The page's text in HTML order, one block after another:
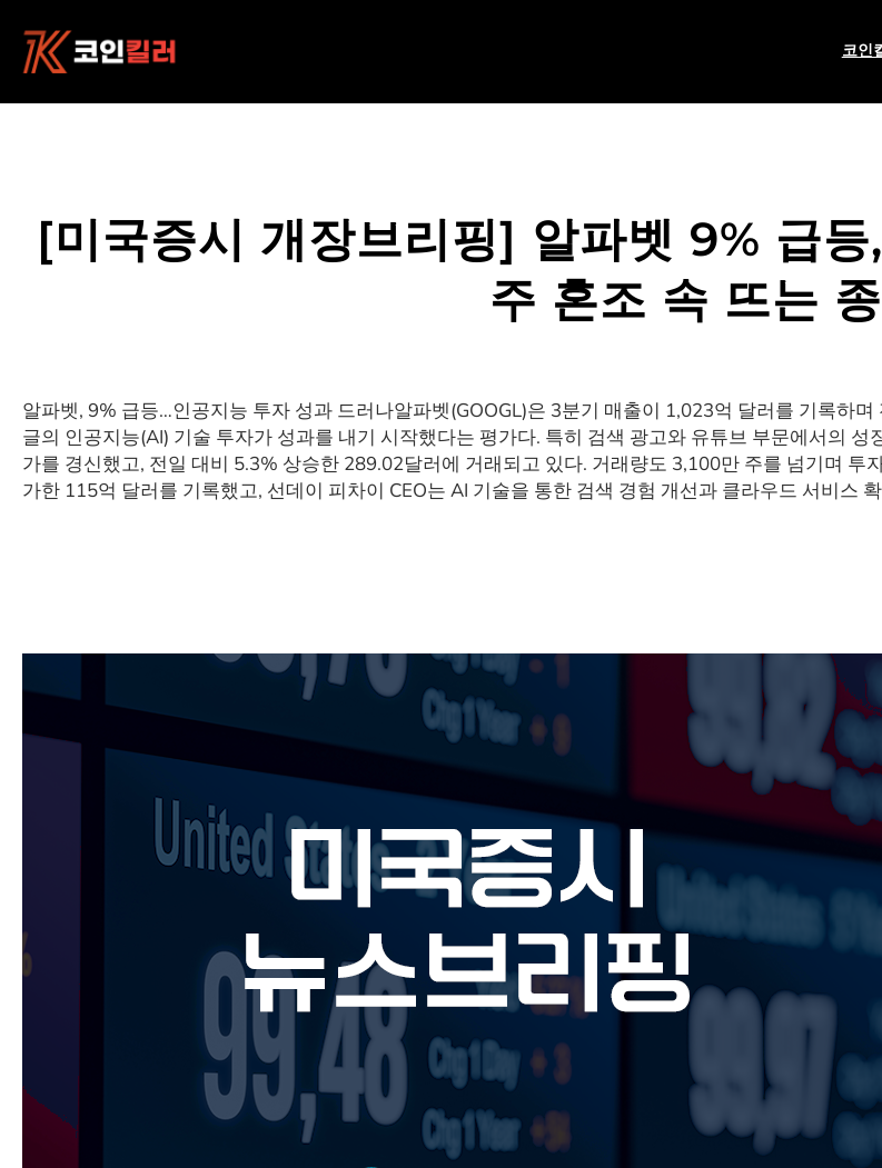
코인
[미국증시 개장브리핑] 알파벳 9% 급
주 혼조 속 뜨는
알파벳, 9% 급등…인공지능 투자 성과 드러나알파벳(GOOGL)은 3분기 매출이 1,023억 달러를 기록하
글의 인공지능(AI) 기술 투자가 성과를 내기 시작했다는 평가다. 특히 검색 광고와 유튜브 부문에서의
가를 경신했고, 전일 대비 5.3% 상승한 289.02달러에 거래되고 있다. 거래량도 3,100만 주를 넘기며
가한 115억 달러를 기록했고, 선데이 피차이 CEO는 AI 기술을 통한 검색 경험 개선과 클라우드 서비스